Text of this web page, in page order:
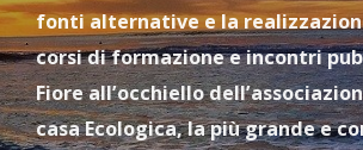
fonti alternative e la
corsi di formazione e incontri
Fiore all’occhiello
casa Ecologica, la più grande e